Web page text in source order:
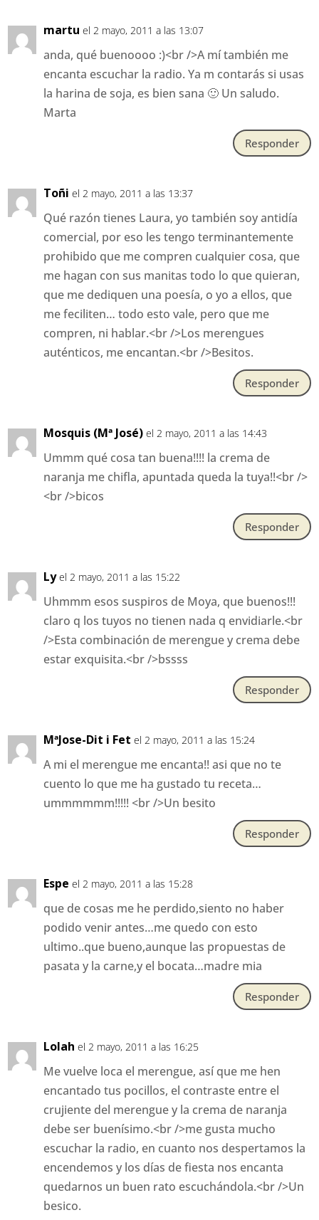
martu el 2 mayo, 2011 a las 13:07
anda, qué buenoooo :)<br />A mí también me
encanta escuchar la radio. Ya m contarás si usas
la harina de soja, es bien sana 🙂 Un saludo.
Marta
Responder
Toñi el 2 mayo, 2011 a las 13:37
Qué razón tienes Laura, yo también soy antidía
comercial, por eso les tengo terminantemente
prohibido que me compren cualquier cosa, que
me hagan con sus manitas todo lo que quieran,
que me dediquen una poesía, o yo a ellos, que
me feciliten… todo esto vale, pero que me
compren, ni hablar.<br />Los merengues
auténticos, me encantan.<br />Besitos.
Responder
Mosquis (Mª José) el 2 mayo, 2011 a las 14:43
Ummm qué cosa tan buena!!!! la crema de
naranja me chifla, apuntada queda la tuya!!<br />
<br />bicos
Responder
Ly el 2 mayo, 2011 a las 15:22
Uhmmm esos suspiros de Moya, que buenos!!!
claro q los tuyos no tienen nada q envidiarle.<br
/>Esta combinación de merengue y crema debe
estar exquisita.<br />bssss
Responder
MªJose-Dit i Fet el 2 mayo, 2011 a las 15:24
A mi el merengue me encanta!! asi que no te
cuento lo que me ha gustado tu receta…
ummmmmm!!!!! <br />Un besito
Responder
Espe el 2 mayo, 2011 a las 15:28
que de cosas me he perdido,siento no haber
podido venir antes…me quedo con esto
ultimo..que bueno,aunque las propuestas de
pasata y la carne,y el bocata…madre mia
Responder
Lolah el 2 mayo, 2011 a las 16:25
Me vuelve loca el merengue, así que me hen
encantado tus pocillos, el contraste entre el
crujiente del merengue y la crema de naranja
debe ser buenísimo.<br />me gusta mucho
escuchar la radio, en cuanto nos despertamos la
encendemos y los días de fiesta nos encanta
quedarnos un buen rato escuchándola.<br />Un
besico.